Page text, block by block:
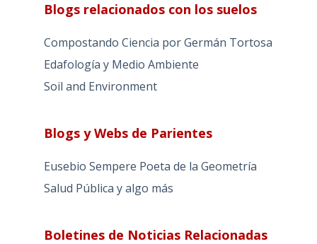
Blogs relacionados con los suelos
Compostando Ciencia por Germán Tortosa
Edafología y Medio Ambiente
Soil and Environment
Blogs y Webs de Parientes
Eusebio Sempere Poeta de la Geometría
Salud Pública y algo más
Boletines de Noticias Relacionadas